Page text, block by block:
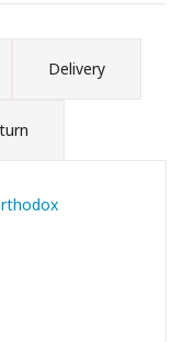
Delivery